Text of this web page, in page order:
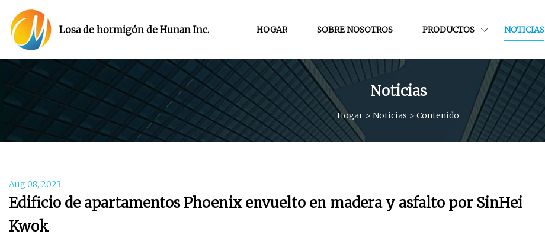
Losa de hormigón de Hunan Inc. HOGAR SOBRE NOSOTROS PRODUCTOS NOTICIAS
Noticias
Hogar > Noticias > Contenido
Aug 08, 2023
Edificio de apartamentos Phoenix envuelto en madera y asfalto por SinHei
Kwok